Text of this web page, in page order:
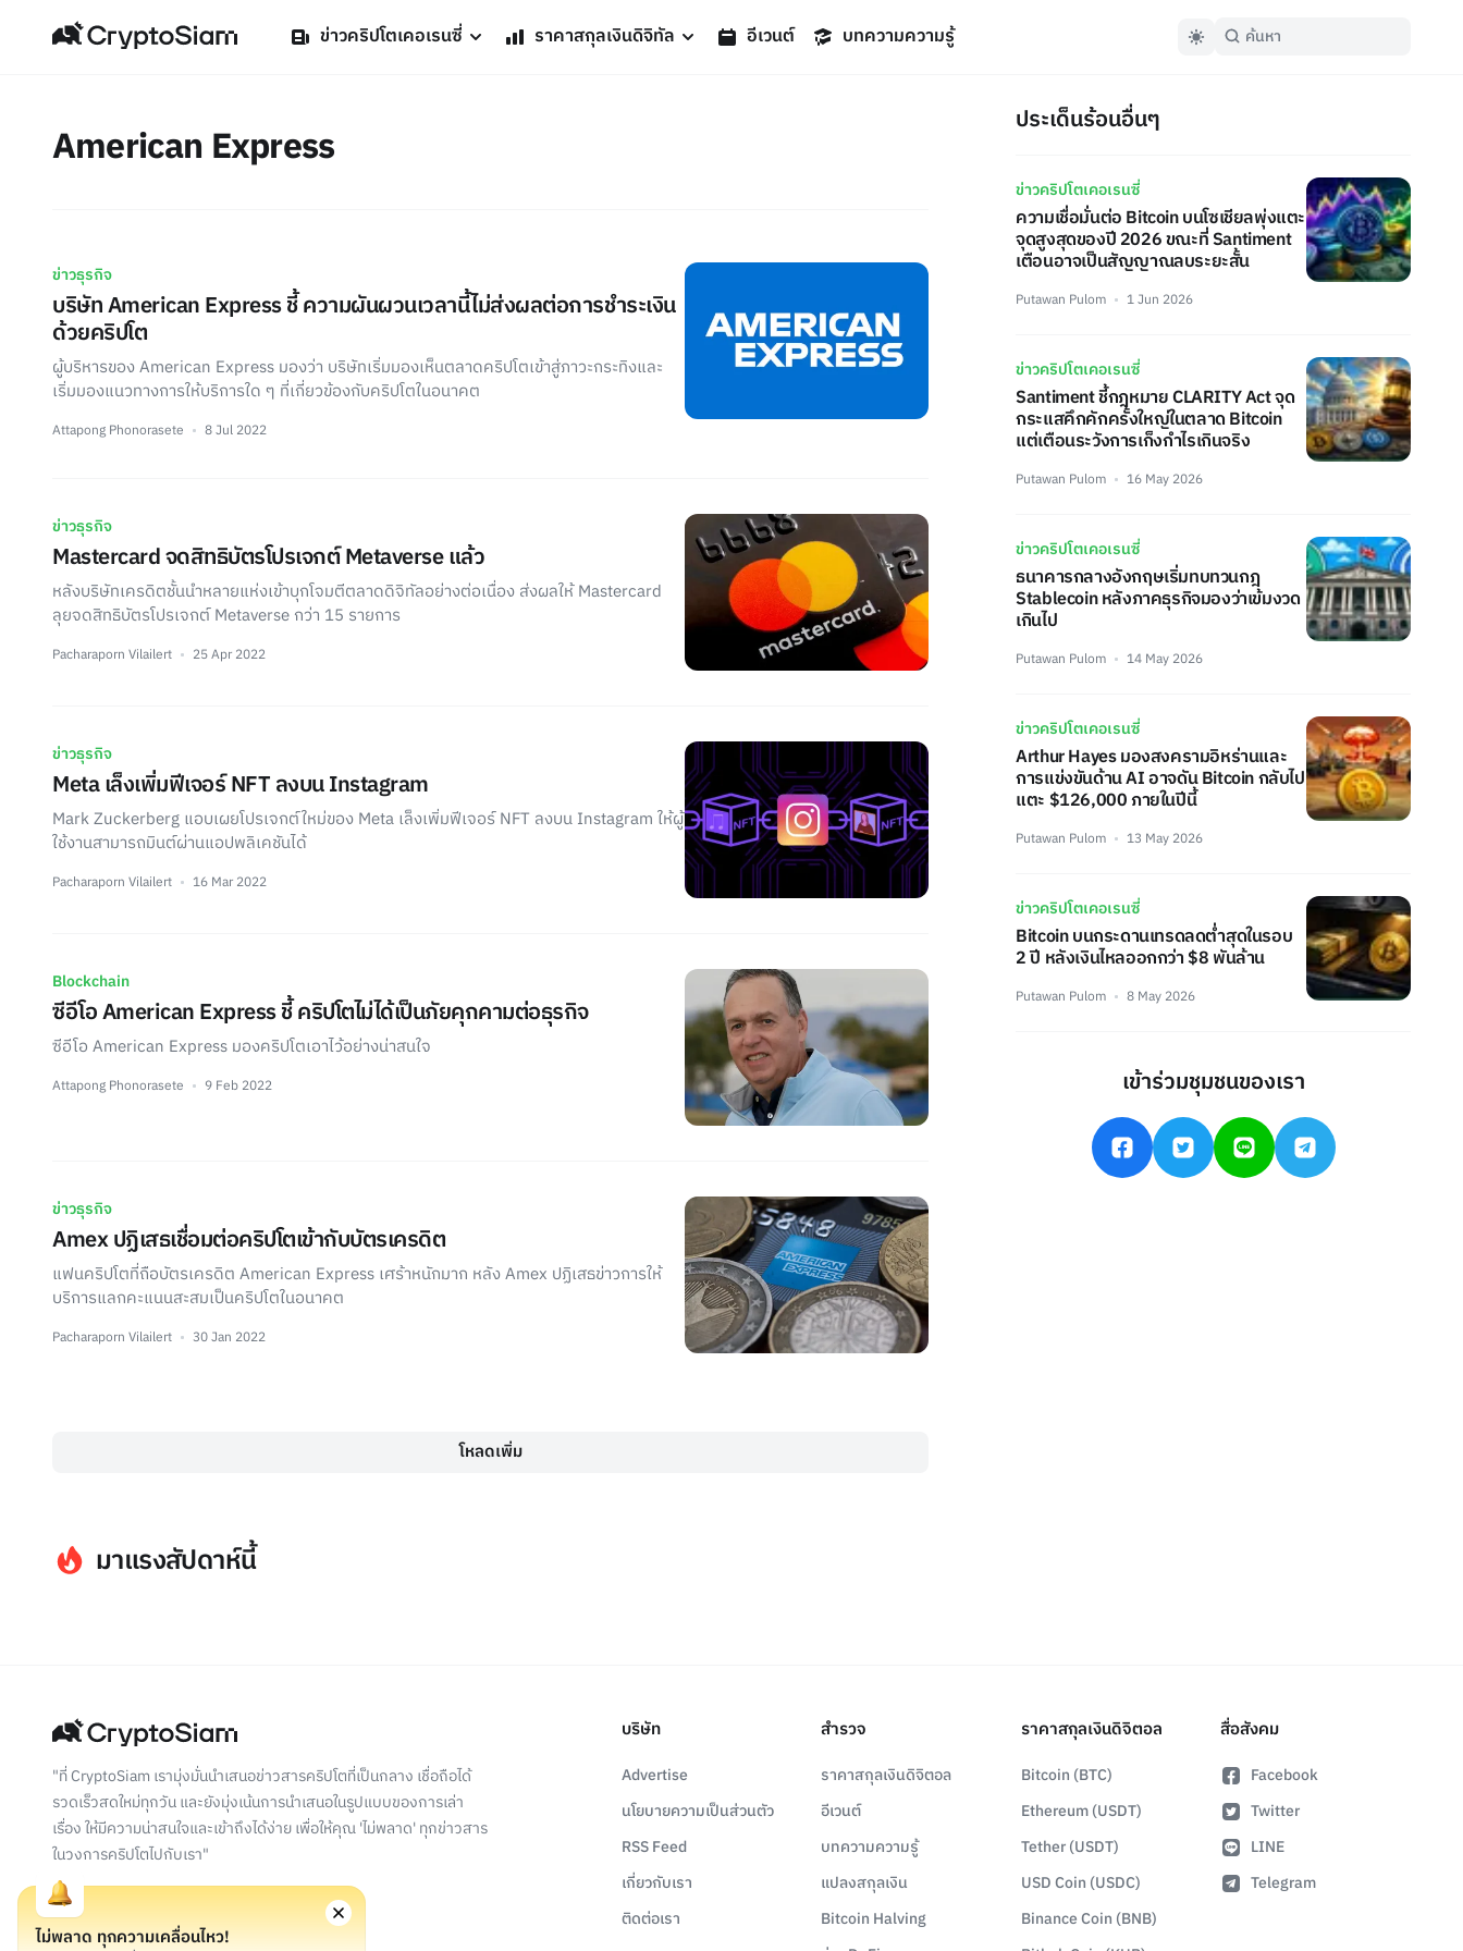
ข่าวคริปโตเคอเรนซี่ ราคาสกุลเงินดิจิทัล อีเวนต์ บทความความรู้
American Express
ข่าวธุรกิจ
บริษัท American Express ชี้ ความผันผวนเวลานี้ไม่ส่งผลต่อการชำระเงิน
ด้วยคริปโต
ผู้บริหารของ American Express มองว่า บริษัทเริ่มมองเห็นตลาดคริปโตเข้าสู่ภาวะกระทิงและ
เริ่มมองแนวทางการให้บริการใด ๆ ที่เกี่ยวข้องกับคริปโตในอนาคต
Attapong Phonorasete 8 Jul 2022
ข่าวธุรกิจ
Mastercard จดสิทธิบัตรโปรเจกต์ Metaverse แล้ว
หลังบริษัทเครดิตชั้นนำหลายแห่งเข้าบุกโจมตีตลาดดิจิทัลอย่างต่อเนื่อง ส่งผลให้ Mastercard
ลุยจดสิทธิบัตรโปรเจกต์ Metaverse กว่า 15 รายการ
Pacharaporn Vilailert 25 Apr 2022
ข่าวธุรกิจ
Meta เล็งเพิ่มฟีเจอร์ NFT ลงบน Instagram
Mark Zuckerberg แอบเผยโปรเจกต์ใหม่ของ Meta เล็งเพิ่มฟีเจอร์ NFT ลงบน Instagram ให้ผู้
ใช้งานสามารถมินต์ผ่านแอปพลิเคชันได้
Pacharaporn Vilailert 16 Mar 2022
Blockchain
ซีอีโอ American Express ชี้ คริปโตไม่ได้เป็นภัยคุกคามต่อธุรกิจ
ซีอีโอ American Express มองคริปโตเอาไว้อย่างน่าสนใจ
Attapong Phonorasete 9 Feb 2022
ข่าวธุรกิจ
Amex ปฏิเสธเชื่อมต่อคริปโตเข้ากับบัตรเครดิต
แฟนคริปโตที่ถือบัตรเครดิต American Express เศร้าหนักมาก หลัง Amex ปฏิเสธข่าวการให้
บริการแลกคะแนนสะสมเป็นคริปโตในอนาคต
Pacharaporn Vilailert 30 Jan 2022
โหลดเพิ่ม
ประเด็นร้อนอื่นๆ
ข่าวคริปโตเคอเรนซี่
ความเชื่อมั่นต่อ Bitcoin บนโซเชียลพุ่งแตะ
จุดสูงสุดของปี 2026 ขณะที่ Santiment
เตือนอาจเป็นสัญญาณลบระยะสั้น
Putawan Pulom 1 Jun 2026
ข่าวคริปโตเคอเรนซี่
Santiment ชี้กฎหมาย CLARITY Act จุด
กระแสคึกคักครั้งใหญ่ในตลาด Bitcoin
แต่เตือนระวังการเก็งกำไรเกินจริง
Putawan Pulom 16 May 2026
ข่าวคริปโตเคอเรนซี่
ธนาคารกลางอังกฤษเริ่มทบทวนกฎ
Stablecoin หลังภาคธุรกิจมองว่าเข้มงวด
เกินไป
Putawan Pulom 14 May 2026
ข่าวคริปโตเคอเรนซี่
Arthur Hayes มองสงครามอิหร่านและ
การแข่งขันด้าน AI อาจดัน Bitcoin กลับไป
แตะ $126,000 ภายในปีนี้
Putawan Pulom 13 May 2026
ข่าวคริปโตเคอเรนซี่
Bitcoin บนกระดานเทรดลดต่ำสุดในรอบ
2 ปี หลังเงินไหลออกกว่า $8 พันล้าน
Putawan Pulom 8 May 2026
เข้าร่วมชุมชนของเรา
มาแรงสัปดาห์นี้
"ที่ CryptoSiam เรามุ่งมั่นนำเสนอข่าวสารคริปโตที่เป็นกลาง เชื่อถือได้
รวดเร็วสดใหม่ทุกวัน และยังมุ่งเน้นการนำเสนอในรูปแบบของการเล่า
เรื่อง ให้มีความน่าสนใจและเข้าถึงได้ง่าย เพื่อให้คุณ 'ไม่พลาด' ทุกข่าวสาร
ในวงการคริปโตไปกับเรา"
บริษัท
Advertise
นโยบายความเป็นส่วนตัว
RSS Feed
เกี่ยวกับเรา
ติดต่อเรา
สำรวจ
ราคาสกุลเงินดิจิตอล
อีเวนต์
บทความความรู้
แปลงสกุลเงิน
Bitcoin Halving
ราคาสกุลเงินดิจิตอล
Bitcoin (BTC)
Ethereum (USDT)
Tether (USDT)
USD Coin (USDC)
Binance Coin (BNB)
สื่อสังคม
Facebook
Twitter
LINE
Telegram
ไม่พลาด ทุกความเคลื่อนไหว!